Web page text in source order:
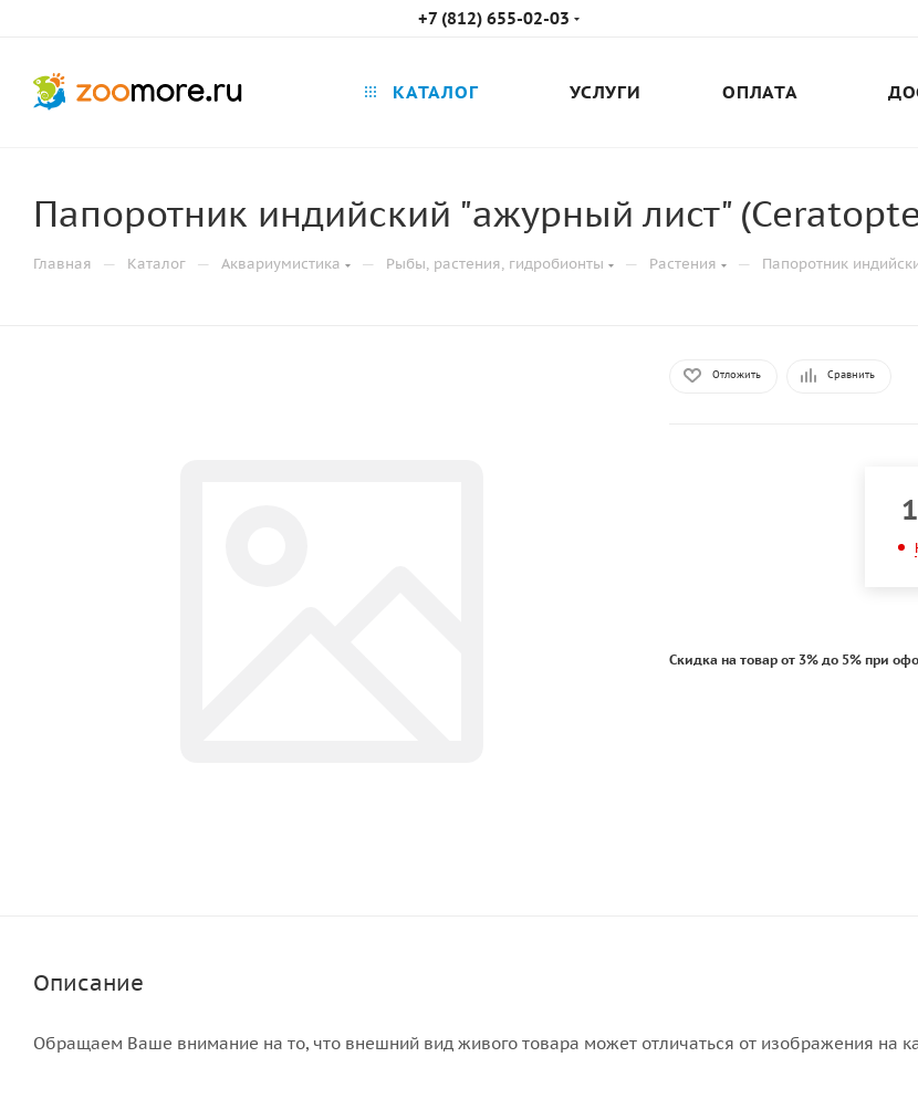
+7 (812) 655-02-03
КАТАЛОГ УСЛУГИ ОПЛАТА
Папоротник индийский "ажурный лист"
Главная — Каталог — Аквариумистика — Рыбы, растения, гидробионты — Растения — Папоротник
Отложить Сравнить
Скидка на товар от 3% до 5% при
Описание
Обращаем Ваше внимание на то, что внешний вид живого товара может отличаться от изображения на